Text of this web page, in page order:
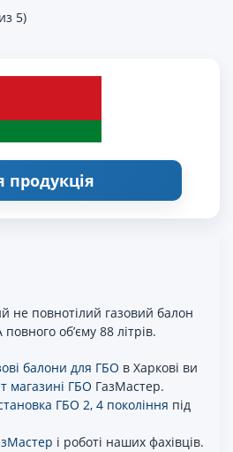
5)
продукція
не повнотілий газовий балон
об’єму 88 літрів.
балони для ГБО в Харкові ви
магазині ГБО ГазМастер.
ГБО 2, 4 покоління під
і роботі наших фахівців.